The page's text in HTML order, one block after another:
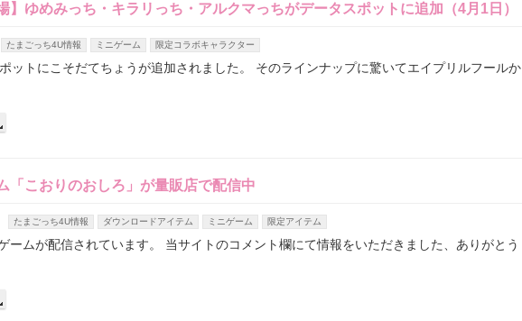
】ゆめみっち・キラリっち・アルクマっちがデータスポットに追加（4月1日）
たまごっち4U情報 ミニゲーム 限定コラボキャラクター
ットにこそだてちょうが追加されました。 そのラインナップに驚いてエイプリルフールか
「こおりのおしろ」が量販店で配信中
たまごっち4U情報 ダウンロードアイテム ミニゲーム 限定アイテム
ームが配信されています。 当サイトのコメント欄にて情報をいただきました、ありがとう